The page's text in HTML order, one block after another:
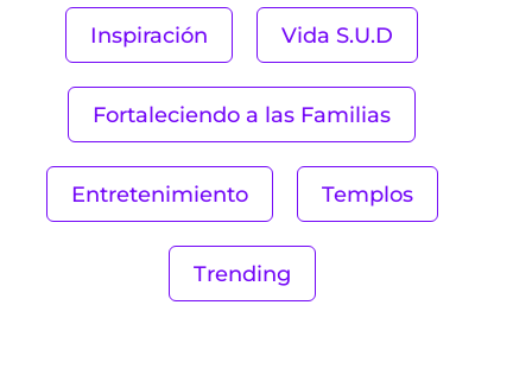
Inspiración Vida S.U.D
Fortaleciendo a las Familias
Entretenimiento Templos
Trending